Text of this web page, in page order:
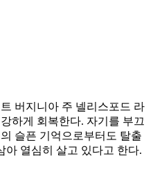
버지니아 주 넬리스포드 라
하게 회복한다. 자기를 부끄
슬픈 기억으로부터도 탈출
아 열심히 살고 있다고 한다.